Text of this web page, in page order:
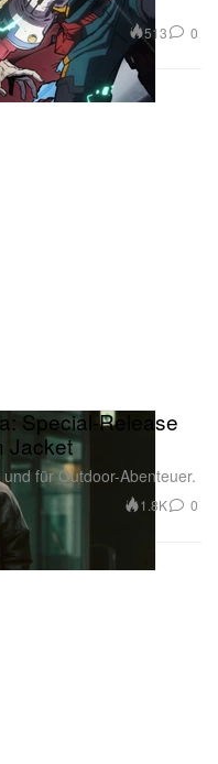
513 0
Special-Release
Jacket
für Outdoor-Abenteuer.
1.8K 0